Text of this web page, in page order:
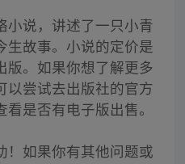
小说，讲述了一只小青
生故事。小说的定价是
版。如果你想了解更多
以尝试去出版社的官方
是否有电子版出售。
！如果你有其他问题或